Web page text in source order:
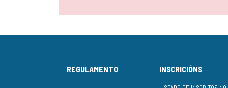
REGULAMENTO INSCRICIÓNS